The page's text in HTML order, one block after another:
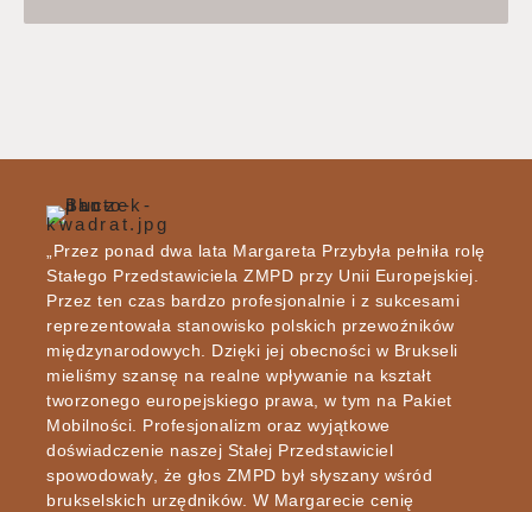
„Przez ponad dwa lata Margareta Przybyła pełniła rolę
Stałego Przedstawiciela ZMPD przy Unii Europejskiej.
Przez ten czas bardzo profesjonalnie i z sukcesami
reprezentowała stanowisko polskich przewoźników
międzynarodowych. Dzięki jej obecności w Brukseli
mieliśmy szansę na realne wpływanie na kształt
tworzonego europejskiego prawa, w tym na Pakiet
Mobilności. Profesjonalizm oraz wyjątkowe
doświadczenie naszej Stałej Przedstawiciel
spowodowały, że głos ZMPD był słyszany wśród
brukselskich urzędników. W Margarecie cenię